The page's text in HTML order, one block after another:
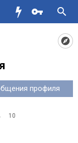
профиля
10